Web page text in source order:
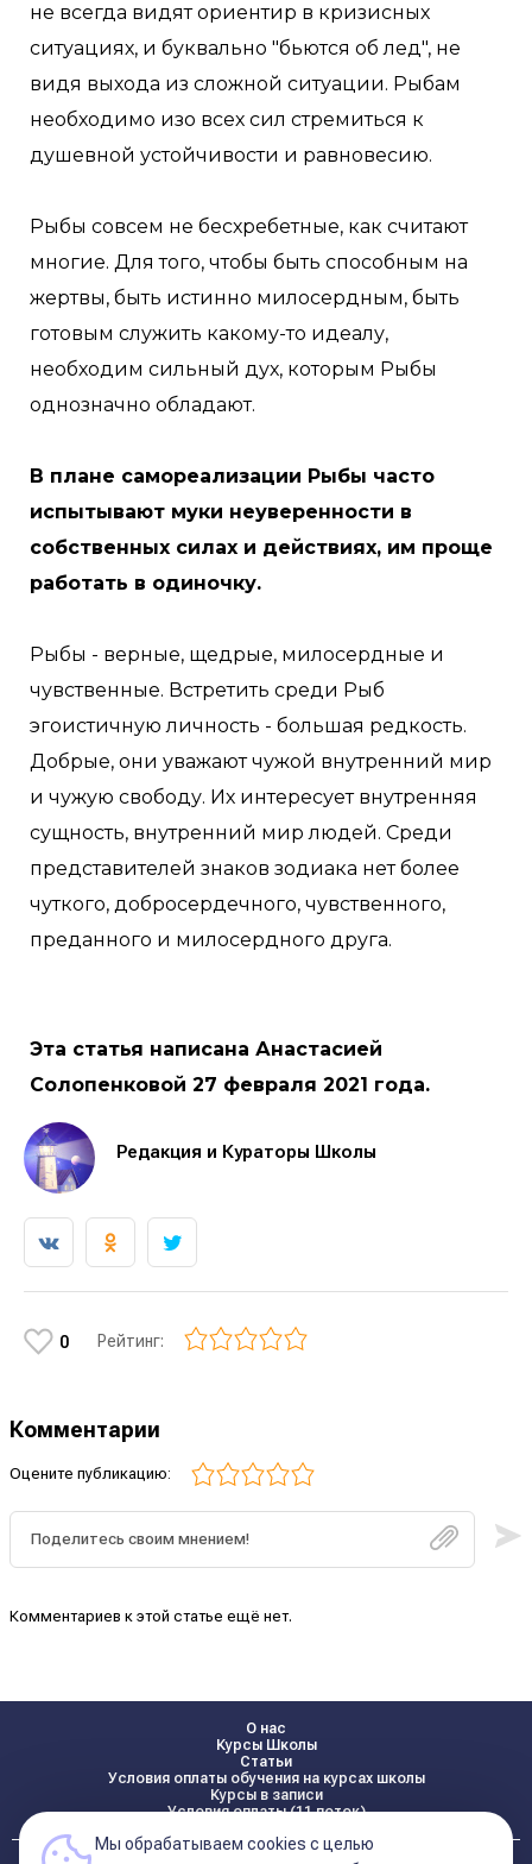
не всегда видят ориентир в кризисных
ситуациях, и буквально "бьются об лед", не
видя выхода из сложной ситуации. Рыбам
необходимо изо всех сил стремиться к
душевной устойчивости и равновесию.
Рыбы совсем не бесхребетные, как считают
многие. Для того, чтобы быть способным на
жертвы, быть истинно милосердным, быть
готовым служить какому-то идеалу,
необходим сильный дух, которым Рыбы
однозначно обладают.
В плане самореализации Рыбы часто
испытывают муки неуверенности в
собственных силах и действиях, им проще
работать в одиночку.
Рыбы - верные, щедрые, милосердные и
чувственные. Встретить среди Рыб
эгоистичную личность - большая редкость.
Добрые, они уважают чужой внутренний мир
и чужую свободу. Их интересует внутренняя
сущность, внутренний мир людей. Среди
представителей знаков зодиака нет более
чуткого, добросердечного, чувственного,
преданного и милосердного друга.
Эта статья написана Анастасией
Солопенковой 27 февраля 2021 года.
Редакция и Кураторы Школы
0 Рейтинг:
Комментарии
Оцените публикацию:
Комментариев к этой статье ещё нет.
О нас
Курсы Школы
Статьи
Условия оплаты обучения на курсах школы
Курсы в записи
Условия оплаты (11 поток)
Мы обрабатываем cookies с целью